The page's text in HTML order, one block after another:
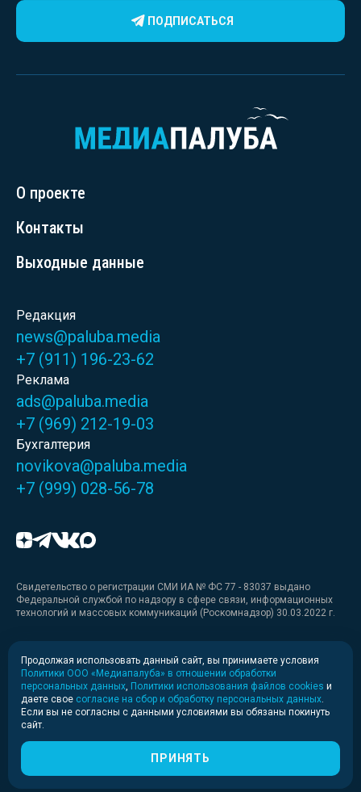
ПОДПИСАТЬСЯ
О проекте
Контакты
Выходные данные
Редакция
news@paluba.media
+7 (911) 196-23-62
Реклама
ads@paluba.media
+7 (969) 212-19-03
Бухгалтерия
novikova@paluba.media
+7 (999) 028-56-78
Свидетельство о регистрации СМИ ИА № ФС 77 - 83037 выдано
Федеральной службой по надзору в сфере связи, информационных
технологий и массовых коммуникаций (Роскомнадзор) 30.03.2022 г.
Медиакит
Медиакит для печати
Политика конфиденциальности
© 2020-2026 Информационное агентство «Медиапалуба»
Продолжая использовать данный сайт, вы принимаете условия
Политики ООО «Медиапалуба» в отношении обработки
персональных данных Политики использования файлов cookies и
даете свое согласие на сбор и обработку персональных данных
Если вы не согласны с данными условиями вы обязаны покинуть
сайт.
ПРИНЯТЬ